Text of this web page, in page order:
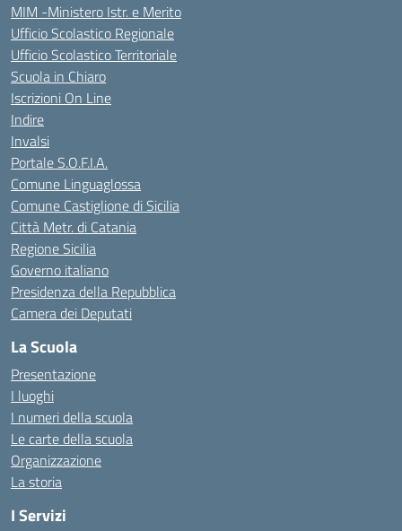
MIM -Ministero Istr. e Merito
Ufficio Scolastico Regionale
Ufficio Scolastico Territoriale
Scuola in Chiaro
Iscrizioni On Line
Indire
Invalsi
Portale S.O.F.I.A.
Comune Linguaglossa
Comune Castiglione di Sicilia
Città Metr. di Catania
Regione Sicilia
Governo italiano
Presidenza della Repubblica
Camera dei Deputati
La Scuola
Presentazione
I luoghi
I numeri della scuola
Le carte della scuola
Organizzazione
La storia
I Servizi